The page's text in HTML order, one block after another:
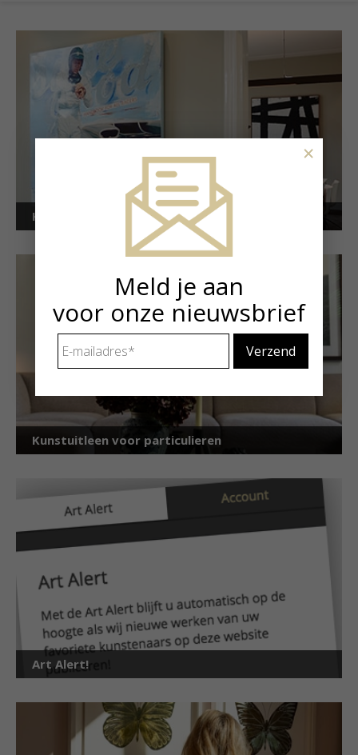
Kunstuitleen voor bedrijven
Kunstuitleen voor particulieren
Art Alert!
Meld je aan
voor onze nieuwsbrief
mailadres *
×